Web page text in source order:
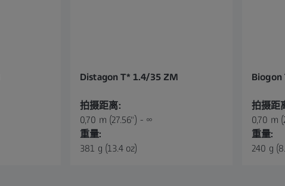
Distagon T* 1.4/35 ZM
拍摄距离:
0,70 m (27.56") - ∞
重量:
381 g (13.4 oz)
拍摄距
0,70 m
重量:
240 g